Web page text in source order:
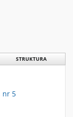
STRUKTURA
nr 5